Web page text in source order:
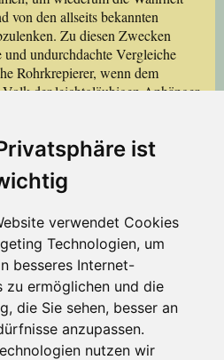
ist
verwendet Cookies
Technologien, um
besseres Internet-
zu ermöglichen und die
die Sie sehen, besser an
anzupassen.
nutzen wir
von den allseits bekannten
Zu diesen Zwecken
und undurchdachte Vergleiche
Rohrkrepierer, wenn dem
der leichtgläubigen Anhänger
wie dem Verfasser des
werden.
des Schriftwerkes
weiteres Mal auf Vorgänge
den ernsthaften Wahrheitssucher
aber auch die von den
Personen in
Versammlungen der Zeugen
Gesellschaft zu einer
zu Wahrheit und
Jehova gegenüber veranlassen